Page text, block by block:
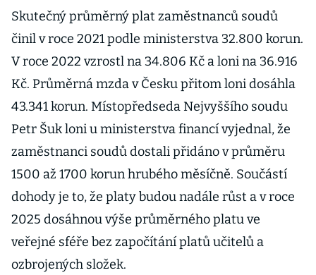
Skutečný průměrný plat zaměstnanců soudů
činil v roce 2021 podle ministerstva 32.800 korun.
V roce 2022 vzrostl na 34.806 Kč a loni na 36.916
Kč. Průměrná mzda v Česku přitom loni dosáhla
43.341 korun. Místopředseda Nejvyššího soudu
Petr Šuk loni u ministerstva financí vyjednal, že
zaměstnanci soudů dostali přidáno v průměru
1500 až 1700 korun hrubého měsíčně. Součástí
dohody je to, že platy budou nadále růst a v roce
2025 dosáhnou výše průměrného platu ve
veřejné sféře bez započítání platů učitelů a
ozbrojených složek.